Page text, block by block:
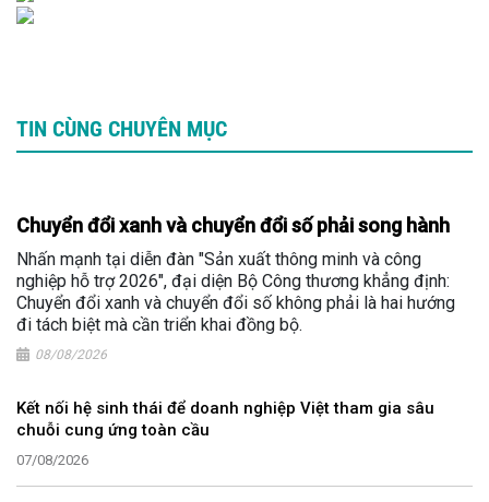
TIN CÙNG CHUYÊN MỤC
Chuyển đổi xanh và chuyển đổi số phải song hành
Nhấn mạnh tại diễn đàn "Sản xuất thông minh và công
nghiệp hỗ trợ 2026", đại diện Bộ Công thương khẳng định:
Chuyển đổi xanh và chuyển đổi số không phải là hai hướng
đi tách biệt mà cần triển khai đồng bộ.
08/08/2026
Kết nối hệ sinh thái để doanh nghiệp Việt tham gia sâu
chuỗi cung ứng toàn cầu
07/08/2026